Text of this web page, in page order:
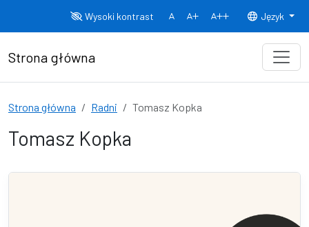
Wysoki kontrast
Normalny rozmiar czcionki
Rozmiar czcionki 150% Rozmiar
Język
Strona główna
Strona główna Radni Tomasz Kopka
Tomasz Kopka